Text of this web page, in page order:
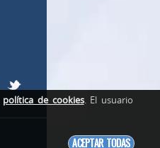
política de cookies. El usuario
ACEPTAR TODAS